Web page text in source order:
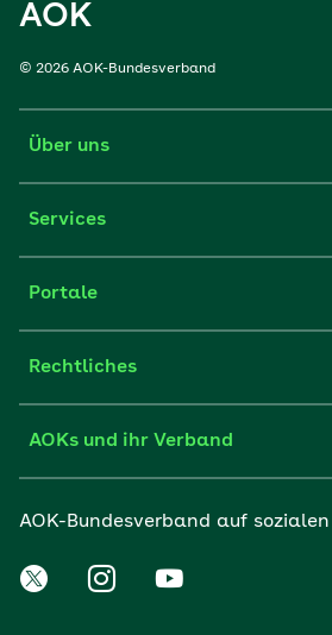
AOK
© 2026 AOK-Bundesverband
Über uns
Services
Portale
Rechtliches
AOKs und ihr Verband
AOK-Bundesverband auf